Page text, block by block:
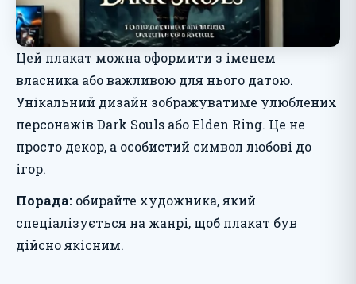
Цей плакат можна оформити з іменем
власника або важливою для нього датою.
Унікальний дизайн зображуватиме улюблених
персонажів Dark Souls або Elden Ring. Це не
просто декор, а особистий символ любові до
ігор.
Порада: обирайте художника, який
спеціалізується на жанрі, щоб плакат був
дійсно якісним.